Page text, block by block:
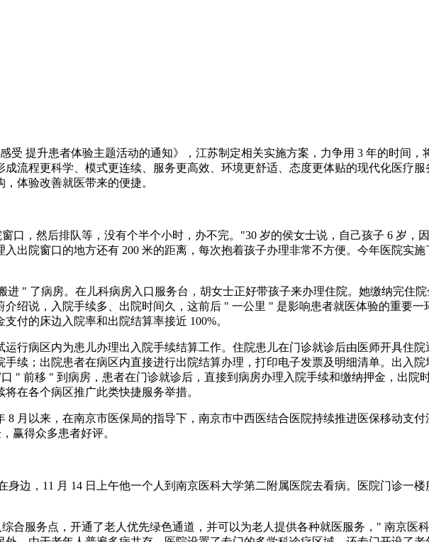
受 提升患者体验主题活动的通知》，江苏制定相关实施方案，力争用 3 年的时间，
流程更科学、模式更连续、服务更高效、环境更舒适、态度更体贴的现代化医疗服
体验改善就医带来的便捷。
口，然后排队等，没有个半个小时，办不完。"30 岁的侯女士说，自己孩子 6 岁，
出院窗口的地方还有 200 米的距离，每次抱着孩子办理非常不方便。今年医院实
" 了病房。在儿科病房入口服务台，胡女士正好带孩子来办理住院。她缴纳完住
绍说，入院手续多、出院时间久，这前后 " 一公里 " 是影响患者就医体验的重要
付的床边入院率和出院结算率接近 100%。
运行病区内为患儿办理出入院手续结算工作。住院患儿在门诊就诊后由医师开具住
续；出院患者在病区内直接进行出院结算办理，打印电子发票及明细清单。出入
" 前移 " 到病房，患者在门诊就诊后，直接到病房办理入院手续和缴纳押金，出院
在各个病区推广此类快捷服务举措。
月以来，在南京市医保局的指导下，南京市中西医结合医院持续推进医保移动支付
赢得众多患者好评。
边，11 月 14 日上午他一个人到南京医科大学第二附属医院去看病。医院门诊一
合服务点，开通了老人优先绿色通道，并可以为老人提供各种就医服务，" 南京医